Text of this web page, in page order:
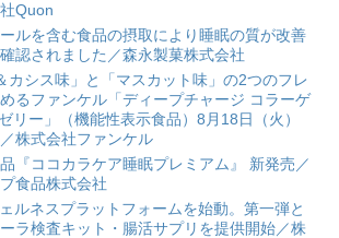
Quon
ルを含む食品の摂取により睡眠の質が改善
認されました／森永製菓株式会社
カシス味」と「マスカット味」の2つのフレ
るファンケル「ディープチャージ コラーゲ
リー」（機能性表示食品）8月18日（火）
株式会社ファンケル
『ココカラケア睡眠プレミアム』 新発売／
食品株式会社
ルネスプラットフォームを始動。第一弾と
ラ検査キット・腸活サプリを提供開始／株